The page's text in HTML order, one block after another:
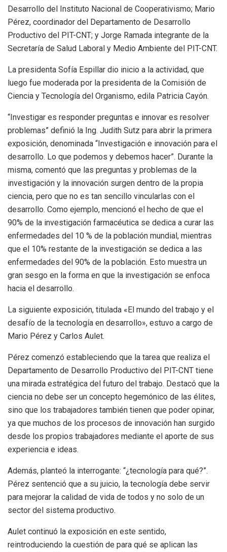
Desarrollo del Instituto Nacional de Cooperativismo; Mario
Pérez, coordinador del Departamento de Desarrollo
Productivo del PIT-CNT; y Jorge Ramada integrante de la
Secretaría de Salud Laboral y Medio Ambiente del PIT-CNT.
La presidenta Sofía Espillar dio inicio a la actividad, que
luego fue moderada por la presidenta de la Comisión de
Ciencia y Tecnología del Organismo, edila Patricia Cayón.
“Investigar es responder preguntas e innovar es resolver
problemas” definió la Ing. Judith Sutz para abrir la primera
exposición, denominada “Investigación e innovación para el
desarrollo. Lo que podemos y debemos hacer”. Durante la
misma, comentó que las preguntas y problemas de la
investigación y la innovación surgen dentro de la propia
ciencia, pero que no es tan sencillo vincularlas con el
desarrollo. Como ejemplo, mencionó el hecho de que el
90% de la investigación farmacéutica se dedica a curar las
enfermedades del 10 % de la población mundial, mientras
que el 10% restante de la investigación se dedica a las
enfermedades del 90% de la población. Esto muestra un
gran sesgo en la forma en que la investigación se enfoca
hacia el desarrollo.
La siguiente exposición, titulada «El mundo del trabajo y el
desafío de la tecnología en desarrollo», estuvo a cargo de
Mario Pérez y Carlos Aulet.
Pérez comenzó estableciendo que la tarea que realiza el
Departamento de Desarrollo Productivo del PIT-CNT tiene
una mirada estratégica del futuro del trabajo. Destacó que la
ciencia no debe ser un concepto hegemónico de las élites,
sino que los trabajadores también tienen que poder opinar,
ya que muchos de los procesos de innovación han surgido
desde los propios trabajadores mediante el aporte de sus
experiencia e ideas.
Además, planteó la interrogante: “¿tecnología para qué?”.
Pérez sentenció que a su juicio, la tecnología debe servir
para mejorar la calidad de vida de todos y no solo de un
sector del sistema productivo.
Aulet continuó la exposición en este sentido,
reintroduciendo la cuestión de para qué se aplican las